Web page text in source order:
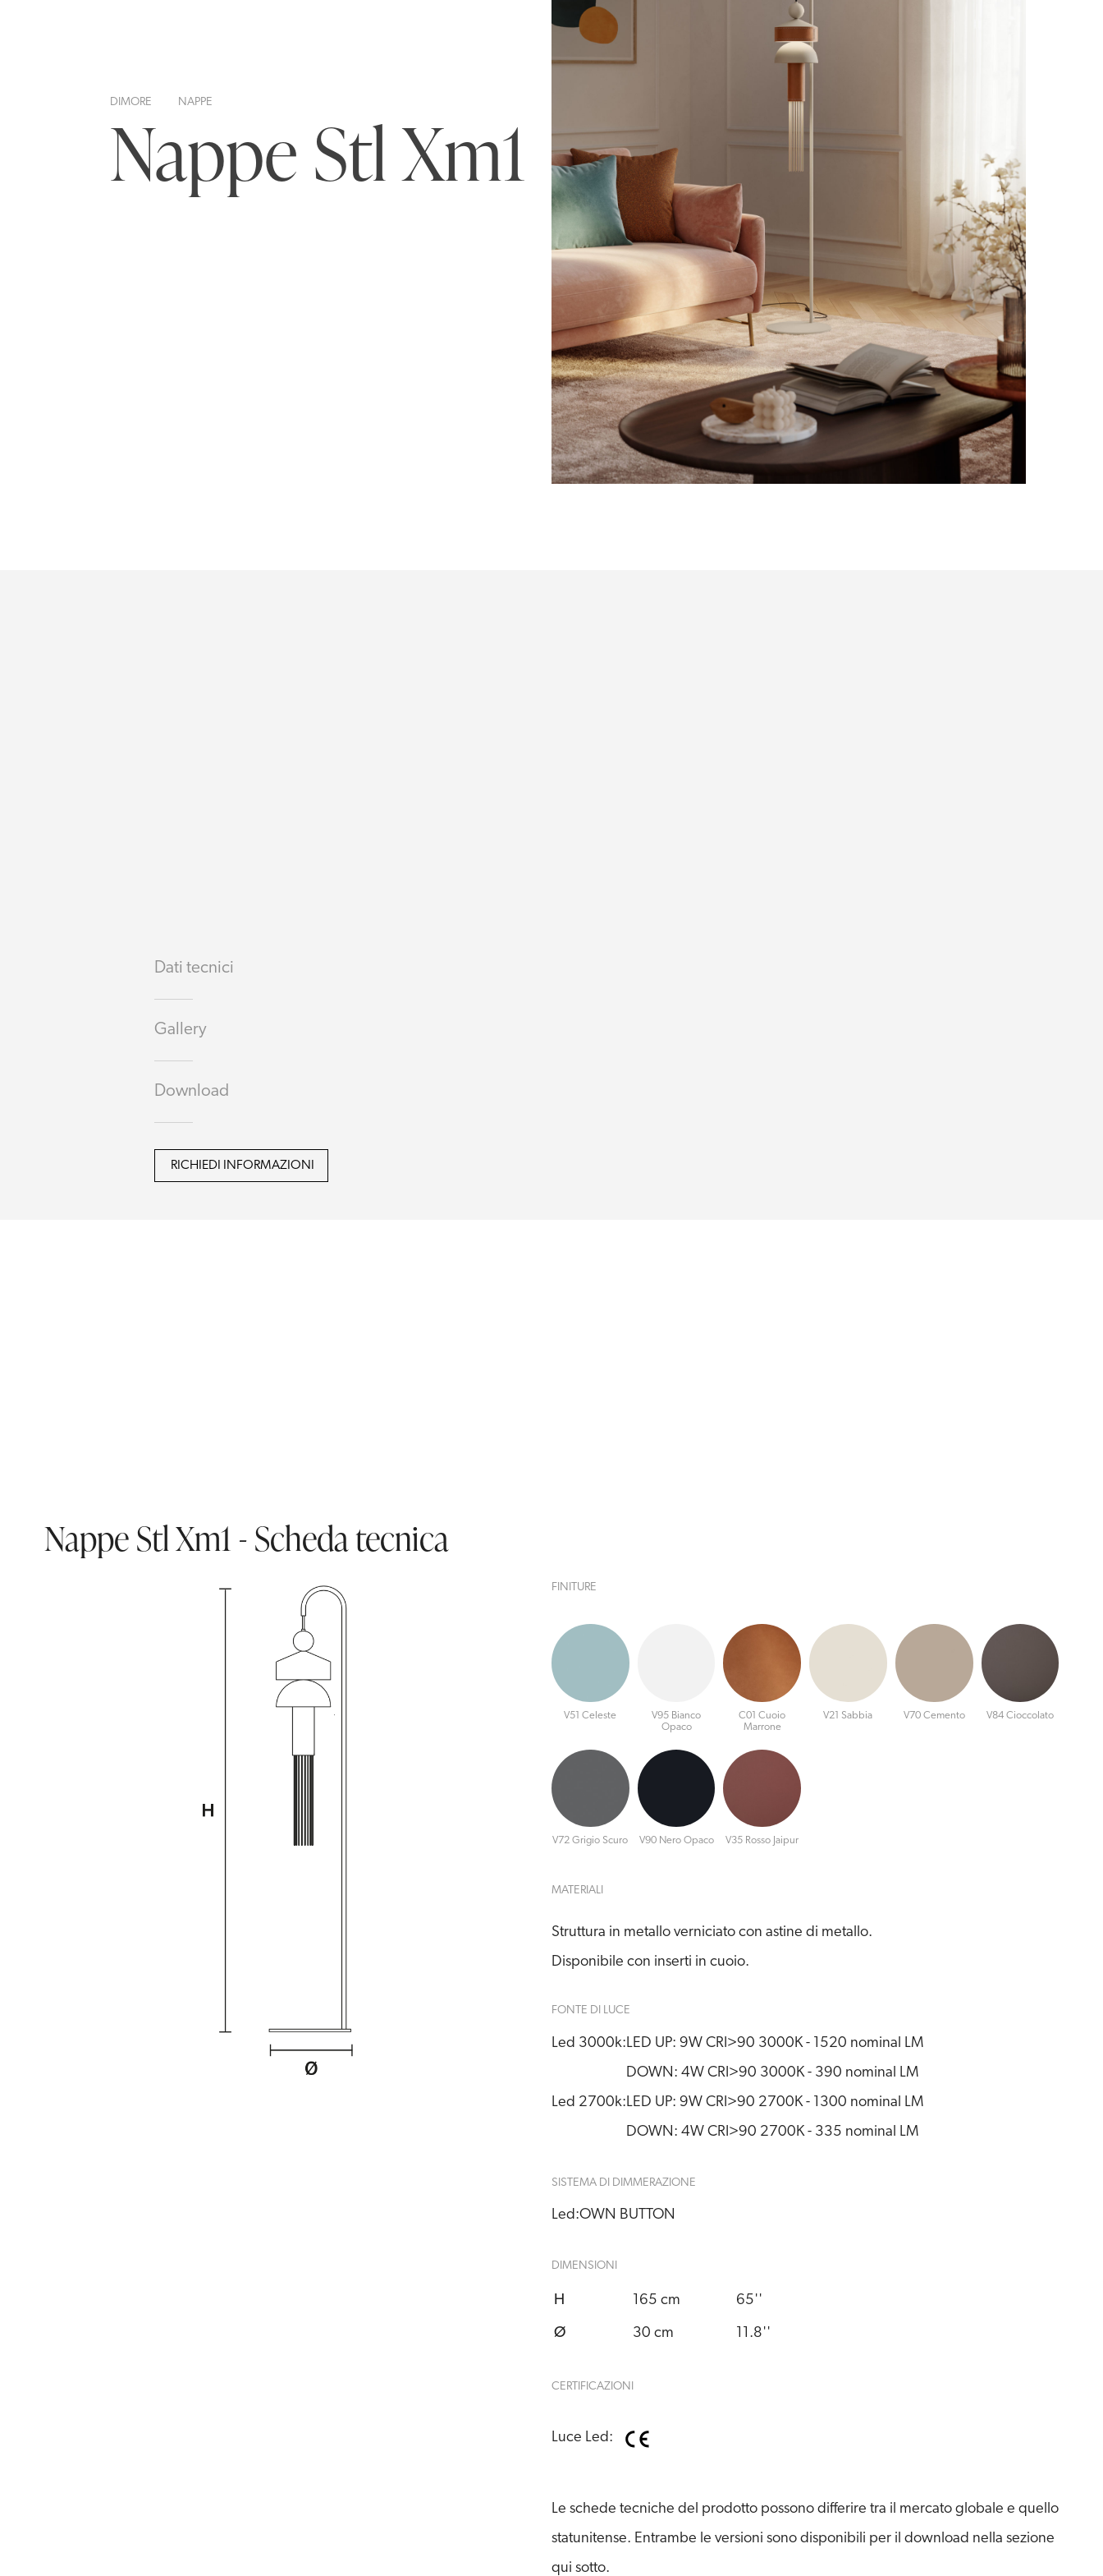
DIMORE NAPPE
Nappe Stl Xm1
Dati tecnici
Gallery
Download
RICHIEDI INFORMAZIONI
Nappe Stl Xm1 - Scheda tecnica
FINITURE
V51 Celeste
V95 Bianco
Opaco
C01 Cuoio
Marrone
V21 Sabbia V70 Cemento V84 Cioccolato
V72 Grigio Scuro V90 Nero Opaco V35 Rosso Jaipur
MATERIALI
Struttura in metallo verniciato con astine di metallo.
Disponibile con inserti in cuoio.
FONTE DI LUCE
Led 3000k:LED UP: 9W CRI>90 3000K - 1520 nominal LM
DOWN: 4W CRI>90 3000K - 390 nominal LM
Led 2700k:LED UP: 9W CRI>90 2700K - 1300 nominal LM
DOWN: 4W CRI>90 2700K - 335 nominal LM
SISTEMA DI DIMMERAZIONE
Led:OWN BUTTON
DIMENSIONI
H 165 cm 65''
Ø 30 cm 11.8''
CERTIFICAZIONI
Luce Led:
Le schede tecniche del prodotto possono differire tra il mercato globale e quello
statunitense. Entrambe le versioni sono disponibili per il download nella sezione
qui sotto.